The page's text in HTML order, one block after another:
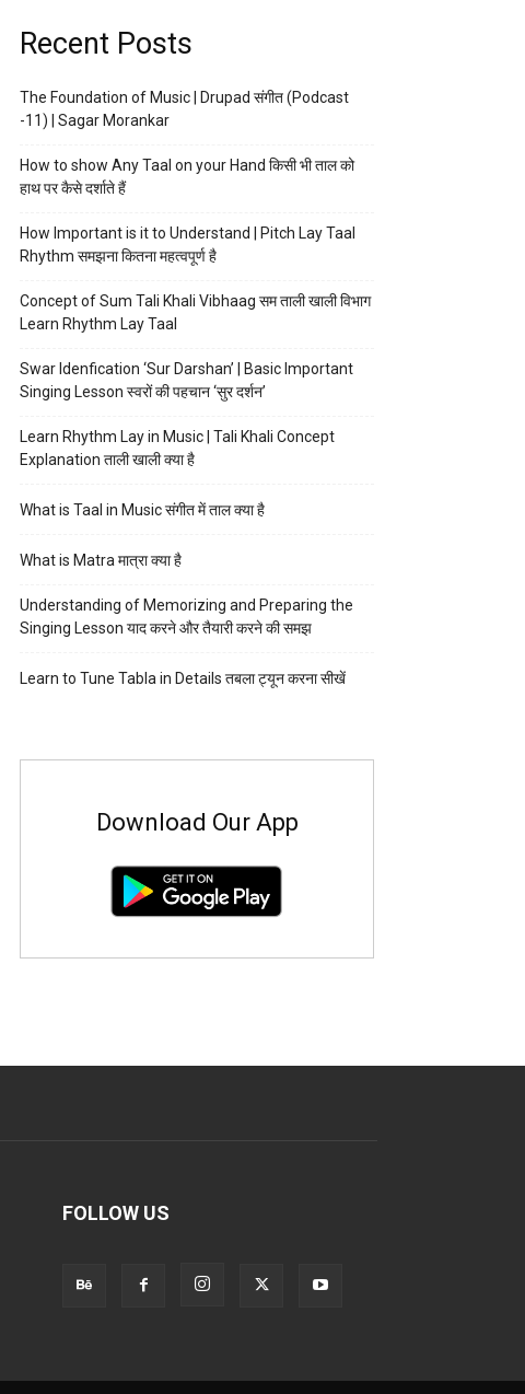
Recent Posts
The Foundation of Music | Drupad संगीत (Podcast
-11) | Sagar Morankar
How to show Any Taal on your Hand किसी भी ताल को
हाथ पर कैसे दर्शाते हैं
How Important is it to Understand | Pitch Lay Taal
Rhythm समझना कितना महत्वपूर्ण है
Concept of Sum Tali Khali Vibhaag सम ताली खाली विभाग
Learn Rhythm Lay Taal
Swar Idenfication ‘Sur Darshan’ | Basic Important
Singing Lesson स्वरों की पहचान ‘सुर दर्शन’
Learn Rhythm Lay in Music | Tali Khali Concept
Explanation ताली खाली क्या है
What is Taal in Music संगीत में ताल क्या है
What is Matra मात्रा क्या है
Understanding of Memorizing and Preparing the
Singing Lesson याद करने और तैयारी करने की समझ
Learn to Tune Tabla in Details तबला ट्यून करना सीखें
Download Our App
FOLLOW US